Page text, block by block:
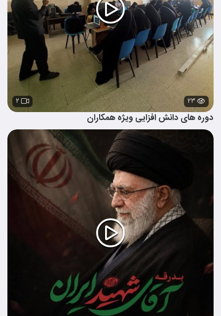
۲۳ ۲
دوره های دانش افزایی ویژه همکاران